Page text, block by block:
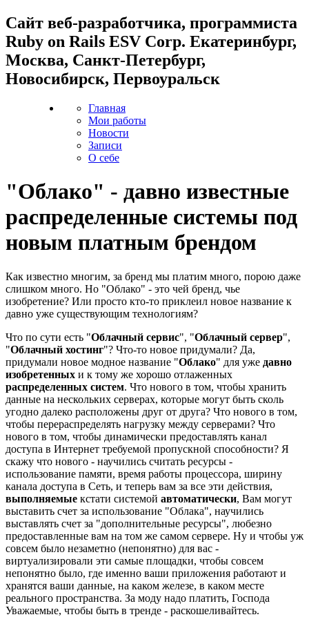
Cайт веб-разработчика, программиста
Ruby on Rails ESV Corp. Екатеринбург,
Москва, Санкт-Петербург,
Новосибирск, Первоуральск
Главная
Мои работы
Новости
Записи
О себе
"Облако" - давно известные
распределенные системы под
новым платным брендом
Как известно многим, за бренд мы платим много, порою даже
слишком много. Но "Облако" - это чей бренд, чье
изобретение? Или просто кто-то приклеил новое название к
давно уже существующим технологиям?
Что по сути есть "Облачный сервис", "Облачный сервер",
"Облачный хостинг"? Что-то новое придумали? Да,
придумали новое модное название "Облако" для уже давно
изобретенных и к тому же хорошо отлаженных
распределенных систем. Что нового в том, чтобы хранить
данные на нескольких серверах, которые могут быть сколь
угодно далеко расположены друг от друга? Что нового в том,
чтобы перераспределять нагрузку между серверами? Что
нового в том, чтобы динамически предоставлять канал
доступа в Интернет требуемой пропускной способности? Я
скажу что нового - научились считать ресурсы -
использование памяти, время работы процессора, ширину
канала доступа в Сеть, и теперь вам за все эти действия,
выполняемые кстати системой автоматически, Вам могут
выставить счет за использование "Облака", научились
выставлять счет за "дополнительные ресурсы", любезно
предоставленные вам на том же самом сервере. Ну и чтобы уж
совсем было незаметно (непонятно) для вас -
виртуализировали эти самые площадки, чтобы совсем
непонятно было, где именно ваши приложения работают и
хранятся ваши данные, на каком железе, в каком месте
реального пространства. За моду надо платить, Господа
Уважаемые, чтобы быть в тренде - раскошеливайтесь.